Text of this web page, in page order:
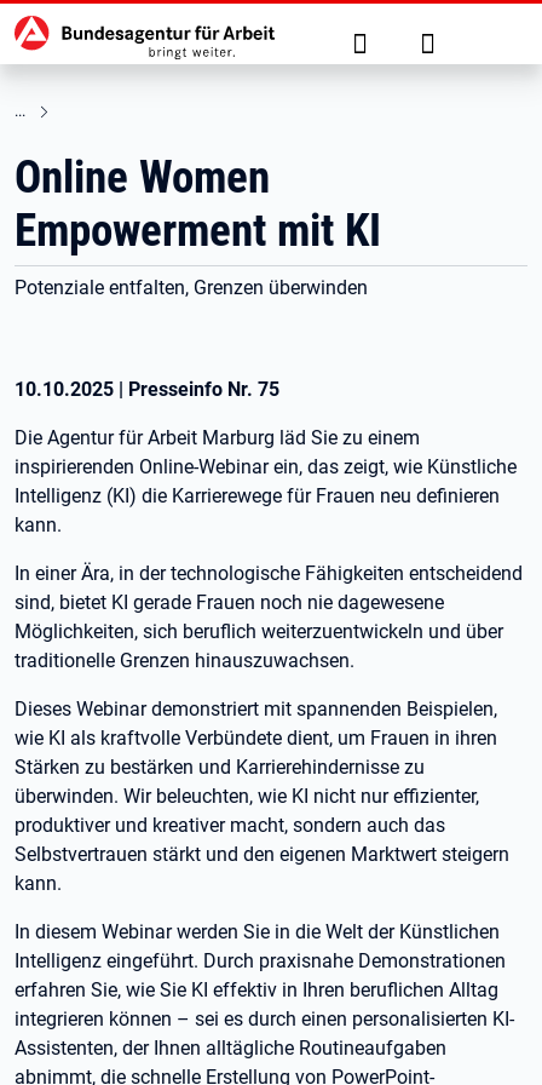
zu den Hauptinhalten springen
Hauptnavigation Suche Anmelden
Online Women
Empowerment mit KI
Potenziale entfalten, Grenzen überwinden
10.10.2025 | Presseinfo Nr. 75
Die Agentur für Arbeit Marburg läd Sie zu einem
inspirierenden Online-Webinar ein, das zeigt, wie Künstliche
Intelligenz (KI) die Karrierewege für Frauen neu definieren
kann.
In einer Ära, in der technologische Fähigkeiten entscheidend
sind, bietet KI gerade Frauen noch nie dagewesene
Möglichkeiten, sich beruflich weiterzuentwickeln und über
traditionelle Grenzen hinauszuwachsen.
Dieses Webinar demonstriert mit spannenden Beispielen,
wie KI als kraftvolle Verbündete dient, um Frauen in ihren
Stärken zu bestärken und Karrierehindernisse zu
überwinden. Wir beleuchten, wie KI nicht nur effizienter,
produktiver und kreativer macht, sondern auch das
Selbstvertrauen stärkt und den eigenen Marktwert steigern
kann.
In diesem Webinar werden Sie in die Welt der Künstlichen
Intelligenz eingeführt. Durch praxisnahe Demonstrationen
erfahren Sie, wie Sie KI effektiv in Ihren beruflichen Alltag
integrieren können – sei es durch einen personalisierten KI-
Assistenten, der Ihnen alltägliche Routineaufgaben
abnimmt, die schnelle Erstellung von PowerPoint-